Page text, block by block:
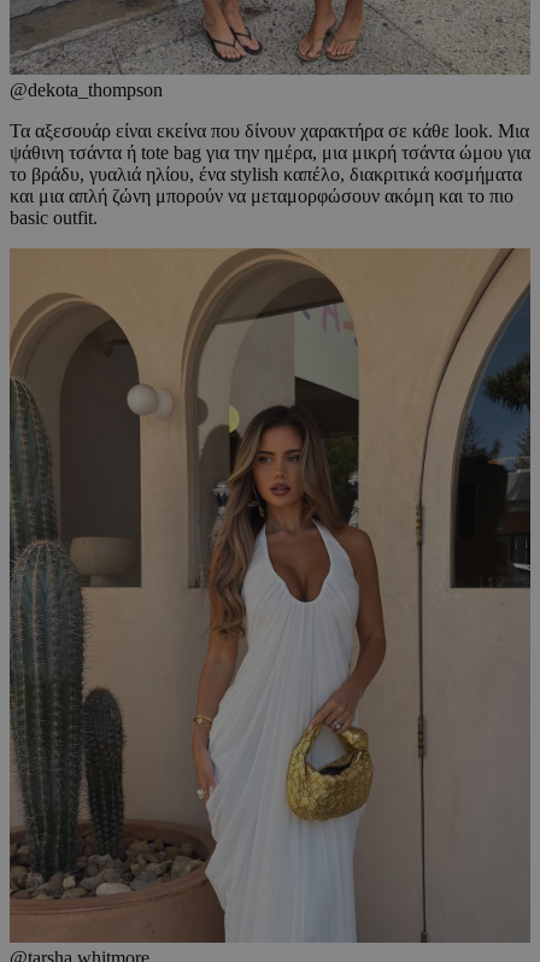
@dekota_thompson
Τα αξεσουάρ είναι εκείνα που δίνουν χαρακτήρα σε κάθε look. Μια
ψάθινη τσάντα ή tote bag για την ημέρα, μια μικρή τσάντα ώμου για
το βράδυ, γυαλιά ηλίου, ένα stylish καπέλο, διακριτικά κοσμήματα
και μια απλή ζώνη μπορούν να μεταμορφώσουν ακόμη και το πιο
basic outfit.